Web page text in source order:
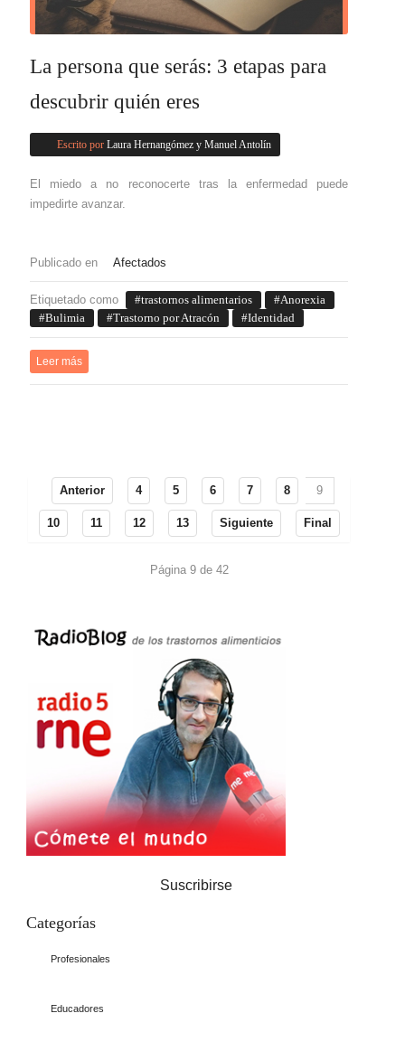
La persona que serás: 3 etapas para
descubrir quién eres
Escrito por Laura Hernangómez y Manuel Antolín
El miedo a no reconocerte tras la enfermedad puede
impedirte avanzar.
Publicado en Afectados
Etiquetado como trastornos alimentarios
Anorexia
Bulimia
Trastorno por Atracón Identidad
Leer más
Anterior 4 5 6 7 8 9
10 11 12 13 Siguiente Final
Página 9 de 42
Suscribirse
Categorías
Profesionales
Educadores